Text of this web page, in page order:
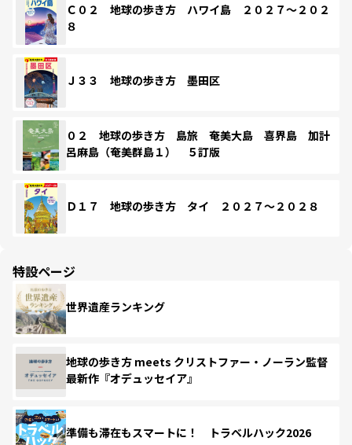
Ｃ０２ 地球の歩き方 ハワイ島 ２０２７～２０２
８
Ｊ３３ 地球の歩き方 墨田区
０２ 地球の歩き方 島旅 奄美大島 喜界島 加計
呂麻島（奄美群島１） ５訂版
Ｄ１７ 地球の歩き方 タイ ２０２７～２０２８
特設ページ
世界遺産ランキング
地球の歩き方 meets クリストファー・ノーラン監督
最新作『オデュッセイア』
準備も滞在もスマートに！ トラベルハック2026